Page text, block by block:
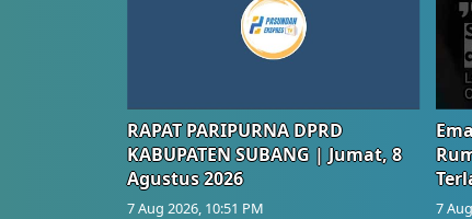
RAPAT PARIPURNA DPRD
KABUPATEN SUBANG | Jumat, 8
Agustus 2026
7 Aug 2026, 10:51 PM 7